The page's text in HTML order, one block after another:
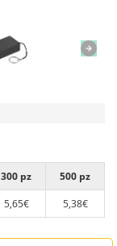
300 pz
500 pz
5,65€ 5,38€